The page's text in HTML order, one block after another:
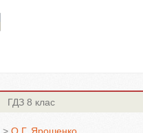
ГДЗ 8 клас